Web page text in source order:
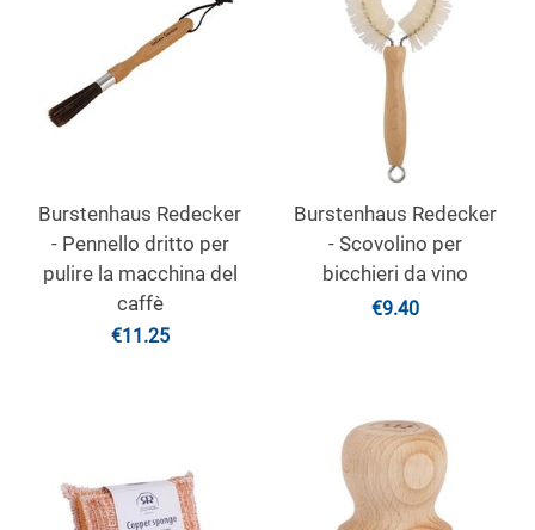
Burstenhaus Redecker
- Pennello dritto per
pulire la macchina del
caffè
€11.25
Burstenhaus Redecker
- Scovolino per
bicchieri da vino
€9.40